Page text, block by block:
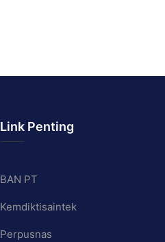
Link Penting
BAN PT
Kemdiktisaintek
Perpusnas